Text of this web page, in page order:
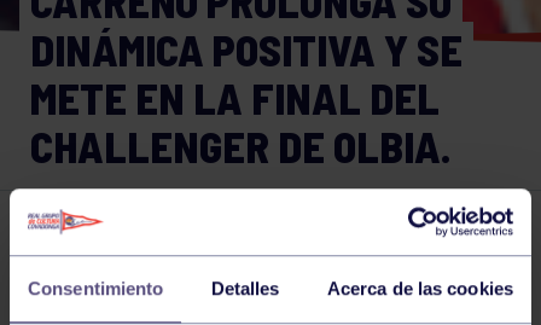
Consentimiento Detalles Acerca de las cookies
DINÁMICA POSITIVA Y SE
METE EN LA FINAL DEL
CHALLENGER DE OLBIA.
Comparte